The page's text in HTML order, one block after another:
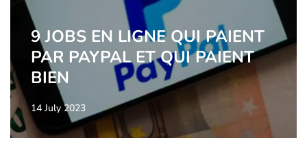
9 JOBS EN LIGNE QUI PAIENT
PAR PAYPAL ET QUI PAIENT
BIEN
14 July 2023